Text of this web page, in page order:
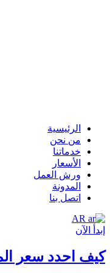
الرئيسية
من نحن
خدماتنا
الأسعار
ورش العمل
المدونة
اتصل بنا
إبدأ الآن
كيف احدد سعر